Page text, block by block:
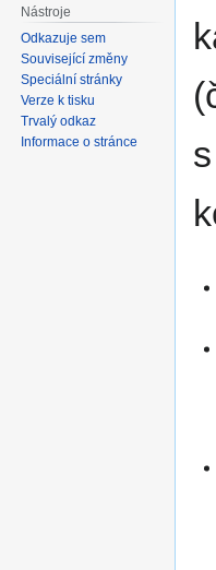
Nástroje
Odkazuje sem
Související změny
Speciální stránky
Verze k tisku
Trvalý odkaz
Informace o stránce